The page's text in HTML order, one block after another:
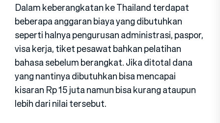
Dalam keberangkatan ke Thailand terdapat
beberapa anggaran biaya yang dibutuhkan
seperti halnya pengurusan administrasi, paspor,
visa kerja, tiket pesawat bahkan pelatihan
bahasa sebelum berangkat. Jika ditotal dana
yang nantinya dibutuhkan bisa mencapai
kisaran Rp 15 juta namun bisa kurang ataupun
lebih dari nilai tersebut.